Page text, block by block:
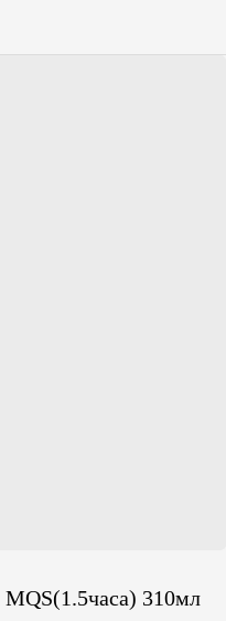
MQS(1.5часа) 310мл